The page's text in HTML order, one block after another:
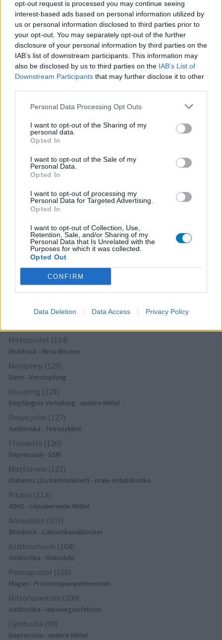
opt-out request is processed you may continue seeing
interest-based ads based on personal information utilized by
us or personal information disclosed to third parties prior to
your opt-out. You may separately opt-out of the further
disclosure of your personal information by third parties on the
IAB’s list of downstream participants. This information may
also be disclosed by us to third parties on the IAB’s List of
Downstream Participants that may further disclose it to other
Personal Data Processing Opt Outs
I want to opt-out of the Sharing of my
personal data.
Opted In
I want to opt-out of the Sale of my
Personal Data.
Opted In
I want to opt-out of processing my
Personal Data for Targeted Advertising.
Opted In
I want to opt-out of Collection, Use,
Retention, Sale, and/or Sharing of my
Personal Data that Is Unrelated with the
Purposes for which it was collected.
Opted Out
CONFIRM
Data Deletion Data Access Privacy Policy
Champix (297)
Sucht
Citalopram (274)
Depression - SSRI
Lyrica (237)
Epilepsie
Paroxetin (228)
Depression - SSRI
Omeprazol (220)
Mirtazapin (192)
Depression - andere Mittel
Amoxicillin (182)
Antibiotika - Penizilline (breit)
Pilze - Mund
Ciprofloxacin (168)
Tramadol (158)
Schmerz - Morphin-ähnliche
Seroquel (157)
Psychose / Schizophrenie - Antipsychotika
Amoxiclav (= Amoxicillin + Clavulan) (141)
Amitriptylin (135)
Metoprolol (134)
Blutdruck - Beta-Blocker
Moviprep (129)
Darm - Verstopfung
Nuvaring (129)
Empfängnis Verhütung - andere Mittel
Doxycyclin (127)
Antibiotika - Tetrazykline
Fluoxetin (126)
Depression - SSRI
Metformin (123)
Diabetes (Zuckerkrankheit) - orale Antidiabetika
Ritalin (113)
ADHS - stimulierende Mittel
Amlodipin (107)
Blutdruck - Calciumkanalblocker
Azithromycin (104)
Antibiotika - Makrolide
Pantoprazol (103)
Magen - Protonenpumpenhemmer
Nitrofurantoin (100)
Antibiotika - Harnwegsinfektion
Cymbalta (98)
Depression - andere Mittel